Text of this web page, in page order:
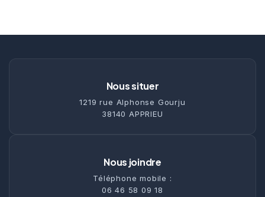
Nous situer
1219 rue Alphonse Gourju
38140 APPRIEU
Nous joindre
Téléphone mobile :
06 46 58 09 18